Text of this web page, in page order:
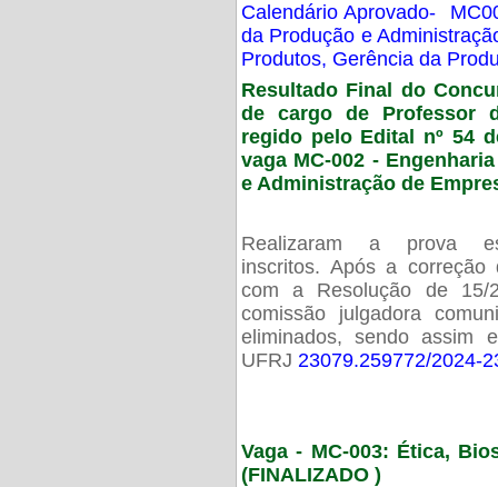
Calendário Aprovado-
da Produção e
Produtos, Gerência da
Resultado Final do
de cargo de Professor
regido pelo Edital nº 54
vaga MC-002 -
e Administração de
Realizaram a prova
inscritos. Após a
com a Resolução de 15/
comissão julgadora
eliminados, sendo assim
UFRJ 23079.259772/2024-
Vaga - MC-003: Ética,
(FINALIZADO )